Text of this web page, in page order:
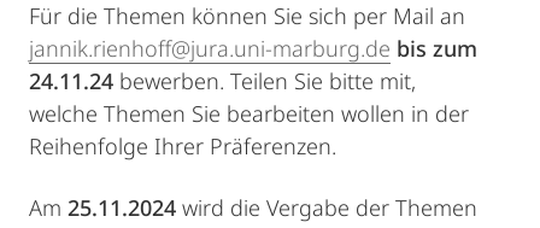
Für die Themen können Sie sich per Mail an
jannik.rienhoff@jura.uni-marburg.de bis zum
24.11.24 bewerben. Teilen Sie bitte mit,
welche Themen Sie bearbeiten wollen in der
Reihenfolge Ihrer Präferenzen.
Am 25.11.2024 wird die Vergabe der Themen